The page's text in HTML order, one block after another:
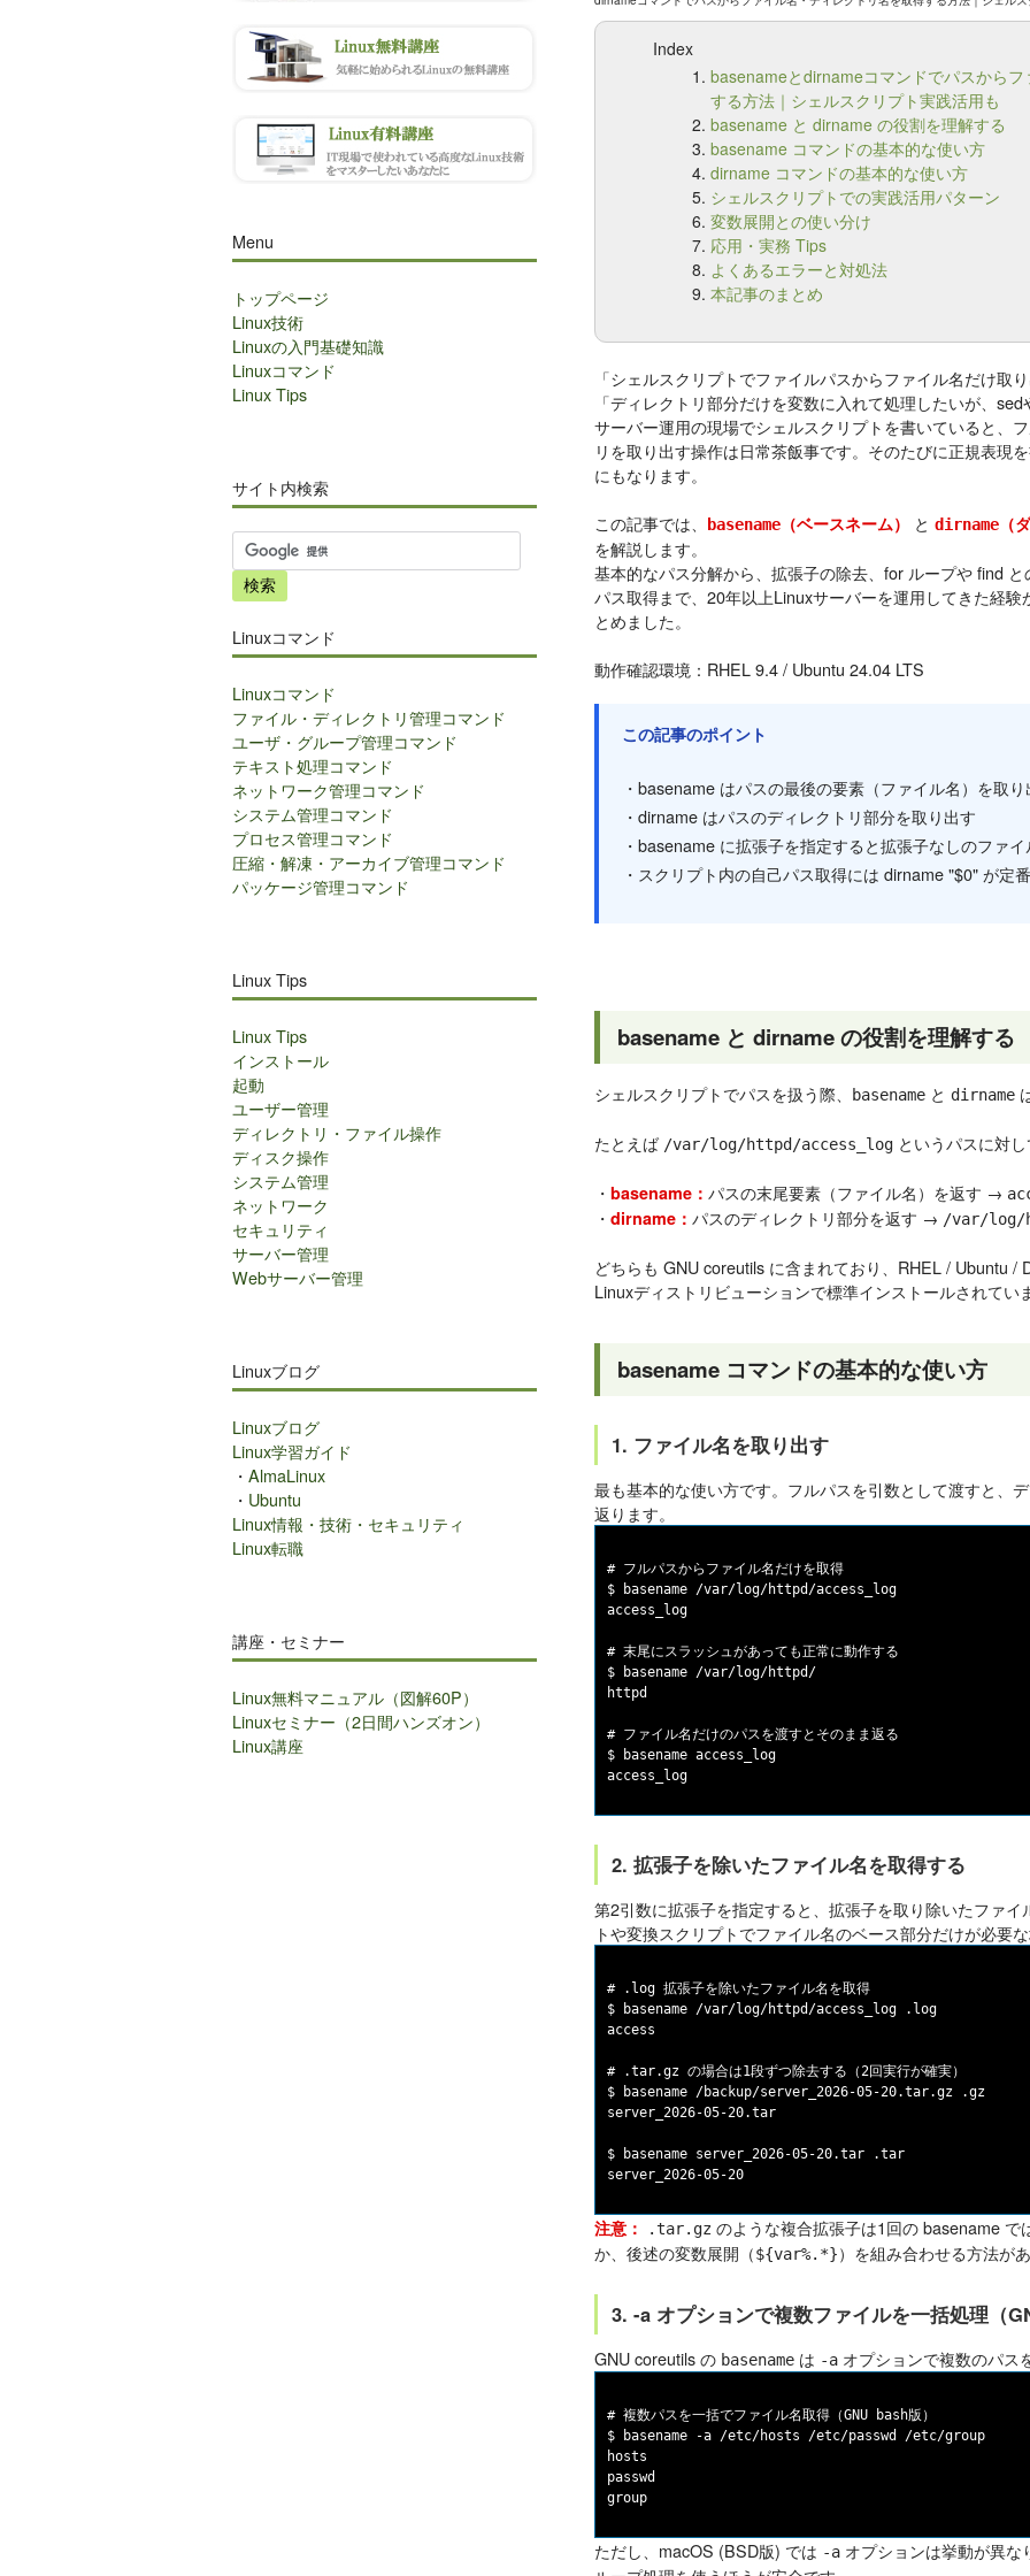
Index
basenameとdirnameコマンドでパスから
する方法｜シェルスクリプト実践活用も
basename と dirname の役割を理解する
basename コマンドの基本的な使い方
dirname コマンドの基本的な使い方
シェルスクリプトでの実践活用パターン
変数展開との使い分け
応用・実務 Tips
よくあるエラーと対処法
本記事のまとめ
「シェルスクリプトでファイルパスからファイル名だけ取
「ディレクトリ部分だけを変数に入れて処理したいが、
サーバー運用の現場でシェルスクリプトを書いていると、
リを取り出す操作は日常茶飯事です。そのたびに正規表現
にもなります。
この記事では、
basename （ベースネーム） と dirname （
を解説します。
基本的なパス分解から、拡張子の除去、for ループや find
パス取得まで、20年以上Linuxサーバーを運用してきた経
とめました。
動作確認環境：RHEL 9.4 / Ubuntu 24.04 LTS
この記事のポイント
・basename はパスの最後の要素（ファイル名）を取
・dirname はパスのディレクトリ部分を取り出す
・basename に拡張子を指定すると拡張子なしのファ
・スクリプト内の自己パス取得には dirname "$0" が定番
basename と dirname の役割を理解する
シェルスクリプトでパスを扱う際、 basename と dirname
たとえば /var/log/httpd/access_log というパスに対
・ basename： パスの末尾要素（ファイル名）を返す →
・ dirname： パスのディレクトリ部分を返す → /var/log/
どちらも GNU coreutils に含まれており、RHEL / Ubuntu /
Linuxディストリビューションで標準インストールされてい
basename コマンドの基本的な使い方
1. ファイル名を取り出す
最も基本的な使い方です。フルパスを引数として渡すと、
返ります。
# フルパスからファイル名だけを取得
$ basename /var/log/httpd/access_log
access_log
# 末尾にスラッシュがあっても正常に動作する
$ basename /var/log/httpd/
httpd
# ファイル名だけのパスを渡すとそのまま返る
$ basename access_log
2. 拡張子を除いたファイル名を取得する
第2引数に拡張子を指定すると、拡張子を取り除いたファ
トや変換スクリプトでファイル名のベース部分だけが必要
# .log 拡張子を除いたファイル名を取得
$ basename /var/log/httpd/access_log .log
access
# .tar.gz の場合は1段ずつ除去する（2回実行が確実）
$ basename /backup/server_2026-05-20.tar.gz .gz
server_2026-05-20.tar
$ basename server_2026-05-20.tar .tar
注意： .tar.gz のような複合拡張子は1回の basename
か、後述の変数展開（${var%.*}）を組み合わせる方法が
3. -a オプションで複数ファイルを一括処理（
GNU coreutils の basename は -a オプションで複数のパス
# 複数パスを一括でファイル名取得（GNU bash版）
$ basename -a /etc/hosts /etc/passwd /etc/group
hosts
passwd
ただし、macOS (BSD版) では -a オプションは挙動が異
Menu
トップページ
Linux技術
Linuxの入門基礎知識
Linuxコマンド
Linux Tips
サイト内検索
サ
イ
ト
検
索
Linuxコマンド
Linuxコマンド
ファイル・ディレクトリ管理コマンド
ユーザ・グループ管理コマンド
テキスト処理コマンド
ネットワーク管理コマンド
システム管理コマンド
プロセス管理コマンド
圧縮・解凍・アーカイブ管理コマンド
パッケージ管理コマンド
Linux Tips
Linux Tips
インストール
起動
ユーザー管理
ディレクトリ・ファイル操作
ディスク操作
システム管理
ネットワーク
セキュリティ
サーバー管理
Webサーバー管理
Linuxブログ
Linuxブログ
Linux学習ガイド
・ AlmaLinux
・ Ubuntu
Linux情報・技術・セキュリティ
Linux転職
講座・セミナー
Linux無料マニュアル（図解60P）
Linuxセミナー（2日間ハンズオン）
Linux講座